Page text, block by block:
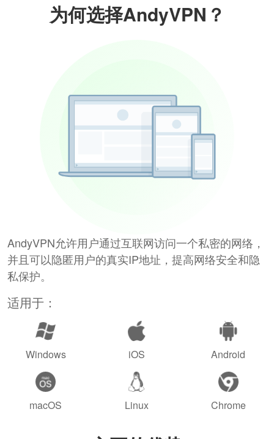
为何选择AndyVPN？
AndyVPN允许用户通过互联网访问一个私密的网络，
并且可以隐匿用户的真实IP地址，提高网络安全和隐
私保护。
适用于：
Windows iOS Android
macOS Linux Chrome